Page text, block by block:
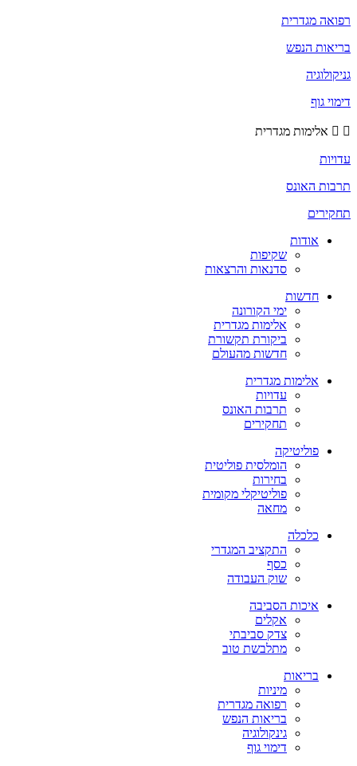
רפואה מגדרית
בריאות הנפש
גניקולוגיה
דימוי גוף
אלימות מגדרית
עדויות
תרבות האונס
תחקירים
אודות
שקיפות
סדנאות והרצאות
חדשות
ימי הקורונה
אלימות מגדרית
ביקורת תקשורת
חדשות מהעולם
אלימות מגדרית
עדויות
תרבות האונס
תחקירים
פוליטיקה
הומלסית פוליטית
בחירות
פוליטיקלי מקומית
מחאה
כלכלה
התקציב המגדרי
כסף
שוק העבודה
איכות הסביבה
אקלים
צדק סביבתי
מתלבשת טוב
בריאות
מיניות
רפואה מגדרית
בריאות הנפש
גינקולוגיה
דימוי גוף